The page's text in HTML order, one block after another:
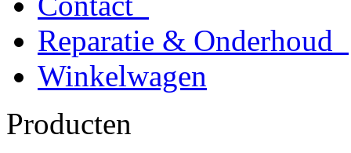
Reparatie & Onderhoud
Winkelwagen
Producten